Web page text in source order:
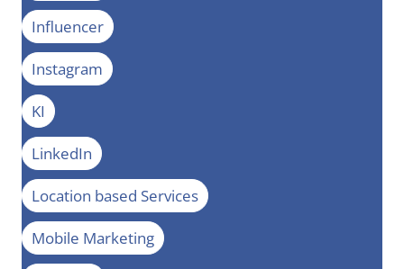
Influencer
Instagram
KI
LinkedIn
Location based Services
Mobile Marketing